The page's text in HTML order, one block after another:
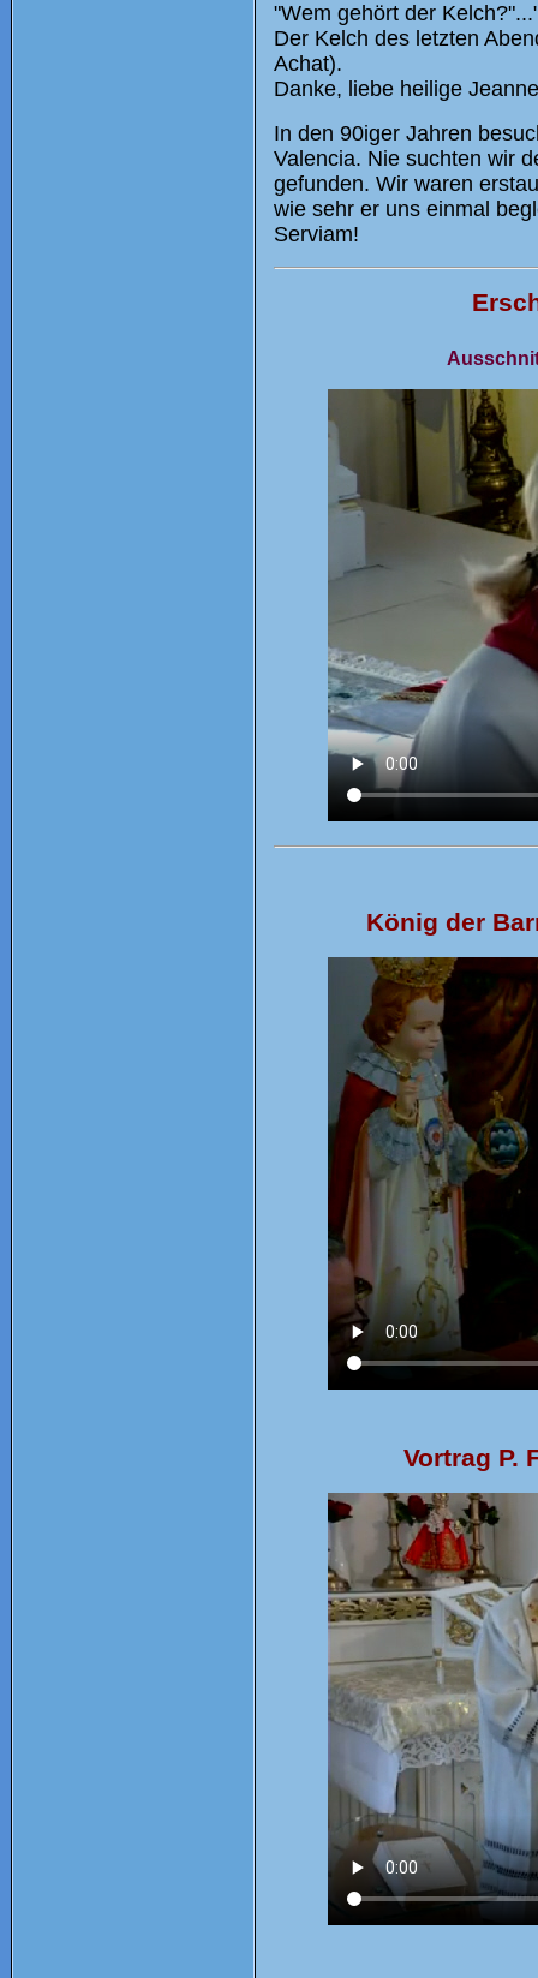
"Wem gehört der
Der Kelch des letzten
Achat).
Danke, liebe heilige
In den 90iger Jahren
Valencia. Nie suchten wir
gefunden. Wir waren
wie sehr er uns einmal
Serviam!
König der
Vortrag P.